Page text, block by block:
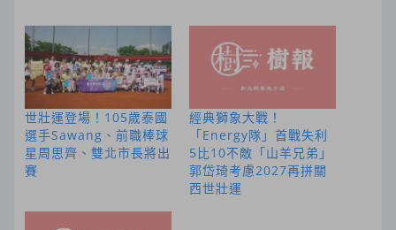
世壯運登場！105歲泰國
選手Sawang、前職棒球
星周思齊、雙北市長將出
賽
經典獅象大戰！
「Energy隊」首戰失利
5比10不敵「山羊兄弟」
郭岱琦考慮2027再拼關
西世壯運